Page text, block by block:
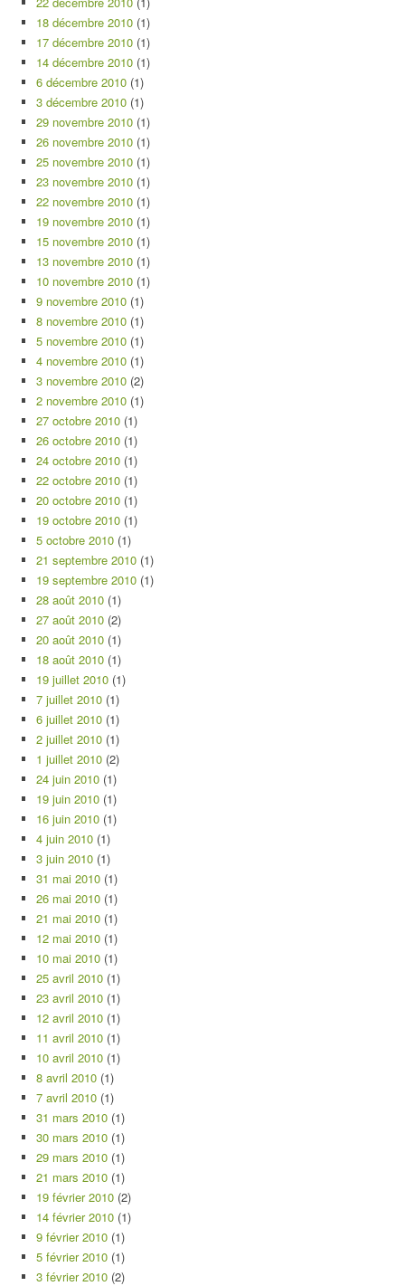
18 décembre 2010 (1)
17 décembre 2010 (1)
14 décembre 2010 (1)
6 décembre 2010 (1)
3 décembre 2010 (1)
29 novembre 2010 (1)
26 novembre 2010 (1)
25 novembre 2010 (1)
23 novembre 2010 (1)
22 novembre 2010 (1)
19 novembre 2010 (1)
15 novembre 2010 (1)
13 novembre 2010 (1)
10 novembre 2010 (1)
9 novembre 2010 (1)
8 novembre 2010 (1)
5 novembre 2010 (1)
4 novembre 2010 (1)
3 novembre 2010 (2)
2 novembre 2010 (1)
27 octobre 2010 (1)
26 octobre 2010 (1)
24 octobre 2010 (1)
22 octobre 2010 (1)
20 octobre 2010 (1)
19 octobre 2010 (1)
5 octobre 2010 (1)
21 septembre 2010 (1)
19 septembre 2010 (1)
28 août 2010 (1)
27 août 2010 (2)
20 août 2010 (1)
18 août 2010 (1)
19 juillet 2010 (1)
7 juillet 2010 (1)
6 juillet 2010 (1)
2 juillet 2010 (1)
1 juillet 2010 (2)
24 juin 2010 (1)
19 juin 2010 (1)
16 juin 2010 (1)
4 juin 2010 (1)
3 juin 2010 (1)
31 mai 2010 (1)
26 mai 2010 (1)
21 mai 2010 (1)
12 mai 2010 (1)
10 mai 2010 (1)
25 avril 2010 (1)
23 avril 2010 (1)
12 avril 2010 (1)
11 avril 2010 (1)
10 avril 2010 (1)
8 avril 2010 (1)
7 avril 2010 (1)
31 mars 2010 (1)
30 mars 2010 (1)
29 mars 2010 (1)
21 mars 2010 (1)
19 février 2010 (2)
14 février 2010 (1)
9 février 2010 (1)
5 février 2010 (1)
3 février 2010 (2)